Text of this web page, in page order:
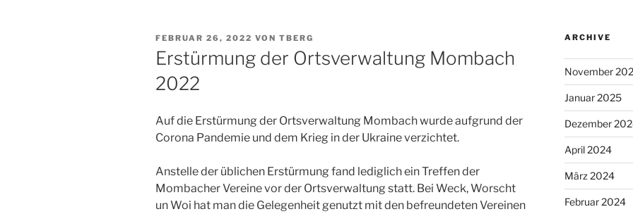
VERÖFFENTLICHT
AM
FEBRUAR 26, 2022 VON TBERG
Erstürmung der Ortsverwaltung Mombach
2022
Auf die Erstürmung der Ortsverwaltung Mombach wurde aufgrund der
Corona Pandemie und dem Krieg in der Ukraine verzichtet.
Anstelle der üblichen Erstürmung fand lediglich ein Treffen der
Mombacher Vereine vor der Ortsverwaltung statt. Bei Weck, Worscht
un Woi hat man die Gelegenheit genutzt mit den befreundeten Vereinen
ARCHIVE
November
Januar 2025
Dezember
April 2024
März 2024
Februar 2024